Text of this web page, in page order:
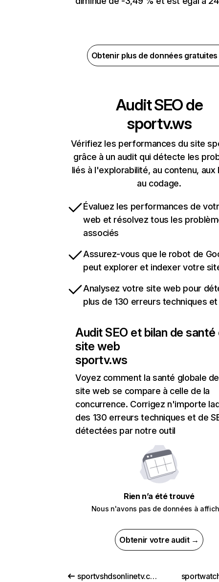
Obtenir plus de données
Audit SEO de
sportv.ws
Vérifiez les performances du site
grâce à un audit qui détecte les
liés à l'explorabilité, au contenu, aux
au codage.
Évaluez les performances de
web et résolvez tous les
associés
Assurez-vous que le robot de
peut explorer et indexer votre
Analysez votre site web pour
plus de 130 erreurs techniques et
Audit SEO et bilan de santé
site web
sportv.ws
Voyez comment la santé globale
site web se compare à celle de la
concurrence. Corrigez n'importe
des 130 erreurs techniques et de
détectées par notre outil
Rien n’a été trouvé
Nous n'avons pas de données à
Obtenir votre audit →
sportvshdsonlinetv.com